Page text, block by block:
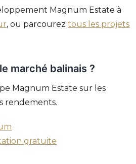
Magnum Estate à
, ou parcoureztous les projets
marché balinais ?
Magnum Estate sur les
rendements.
gratuite